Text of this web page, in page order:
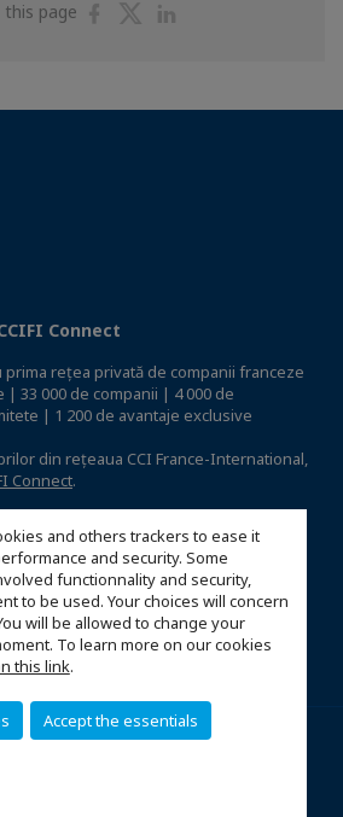
and others trackers to ease it
and security. Some
functionnality and security,
to be used. Your choices will concern
will be allowed to change your
To learn more on our cookies
this link.
Accept the essentials
this page
ShareShare
Connect
prima rețea privată de companii franceze
| 33 000 de companii | 4 000 de
| 1 200 de avantaje exclusive
din rețeaua CCI France-International,
Connect.